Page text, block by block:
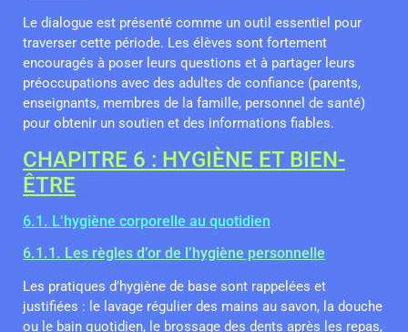
Le dialogue est présenté comme un outil essentiel pour
traverser cette période. Les élèves sont fortement
encouragés à poser leurs questions et à partager leurs
préoccupations avec des adultes de confiance (parents,
enseignants, membres de la famille, personnel de santé)
pour obtenir un soutien et des informations fiables.
CHAPITRE 6 : HYGIÈNE ET BIEN-
ÊTRE
6.1. L’hygiène corporelle au quotidien
6.1.1. Les règles d’or de l’hygiène personnelle
Les pratiques d’hygiène de base sont rappelées et
justifiées : le lavage régulier des mains au savon, la douche
ou le bain quotidien, le brossage des dents après les repas,